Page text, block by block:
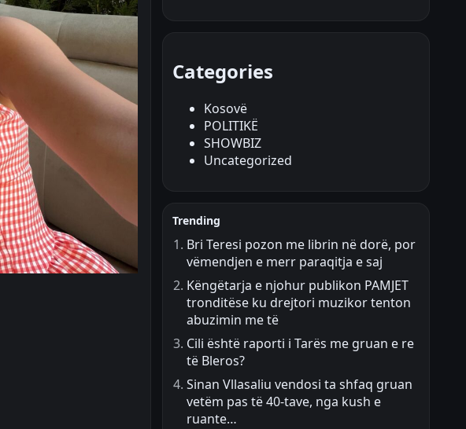
Categories
Kosovë
POLITIKË
SHOWBIZ
Uncategorized
Trending
Bri Teresi pozon me librin në dorë, por
vëmendjen e merr paraqitja e saj
Këngëtarja e njohur publikon PAMJET
tronditëse ku drejtori muzikor tenton
abuzimin me të
Cili është raporti i Tarës me gruan e re
të Bleros?
Sinan Vllasaliu vendosi ta shfaq gruan
vetëm pas të 40-tave, nga kush e
ruante…